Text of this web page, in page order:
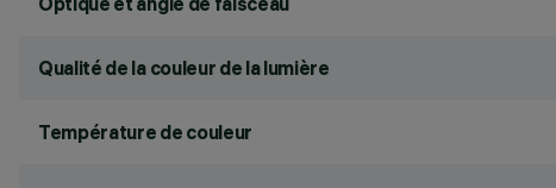
Qualité de la couleur de la lumière
Température de couleur